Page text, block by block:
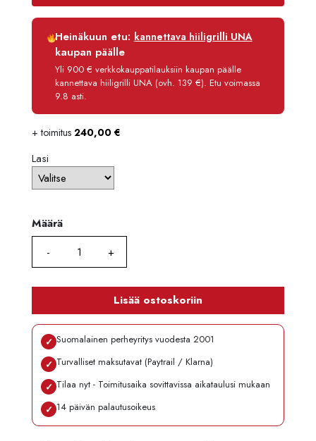
Luottoaika
12 kk
Korko
Käsittelymaksu
3,90 €/kk
Maksettava yhteensä
5 436,80 €
Heinäkuun etu: kannettava hiiligrilli UNA
kaupan päälle
Yli 900 € verkkokauppatilauksiin kaupan päälle
kannettava hiiligrilli UNA (ovh. 139 €). Etu voimassa
9.8 asti.
+ toimitus 240,00 €
Lasi
Määrä
Määrä
Lisää ostoskoriin
✓ Suomalainen perheyritys vuodesta 2001
✓ Turvalliset maksutavat (Paytrail / Klarna)
✓ Tilaa nyt - Toimitusaika sovittavissa aikataulusi mukaan
✓ 14 päivän palautusoikeus